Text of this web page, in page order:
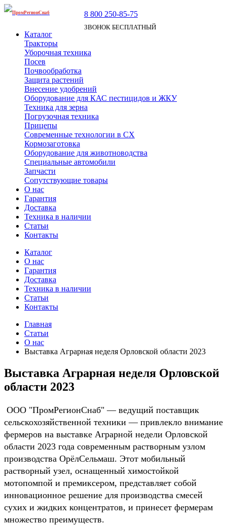
ПромРегионСнаб
Каталог
Тракторы
Уборочная техника
Посев
Почвообработка
Защита растений
Внесение удобрений
Оборудование для КАС пестицидов и ЖКУ
Техника для зерна
Погрузочная техника
Прицепы
Современные технологии в СХ
Кормозаготовка
Оборудование для животноводства
Специальные автомобили
Запчасти
Сопутствующие товары
О нас
Гарантия
Доставка
Техника в наличии
Статьи
Контакты
8 800 250-85-75
ЗВОНОК БЕСПЛАТНЫЙ
Каталог
О нас
Гарантия
Доставка
Техника в наличии
Статьи
Контакты
Главная
Статьи
О нас
Выставка Аграрная неделя Орловской области 2023
Выставка Аграрная неделя Орловской
области 2023
ООО "ПромРегионСнаб" — ведущий поставщик
сельскохозяйственной техники — привлекло внимание
фермеров на выставке Аграрной недели Орловской
области 2023 года современным растворным узлом
производства ОрёлСельмаш. Этот мобильный
растворный узел, оснащенный химостойкой
мотопомпой и премиксером, представляет собой
инновационное решение для производства смесей
сухих и жидких концентратов, и принесет фермерам
множество преимуществ.